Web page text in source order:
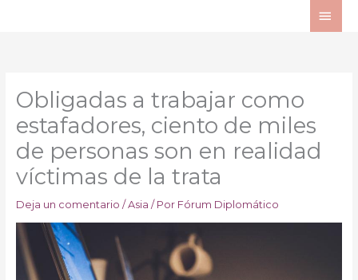
Obligadas a trabajar como
estafadores, ciento de miles
de personas son en realidad
víctimas de la trata
Deja un comentario / Asia / Por Fórum Diplomático